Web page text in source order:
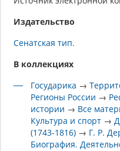
Издательство
Сенатская тип.
В коллекциях
Государика →
Регионы России →
истории → Все
Культура и спорт →
(1743-1816) → Г. Р.
Биография.